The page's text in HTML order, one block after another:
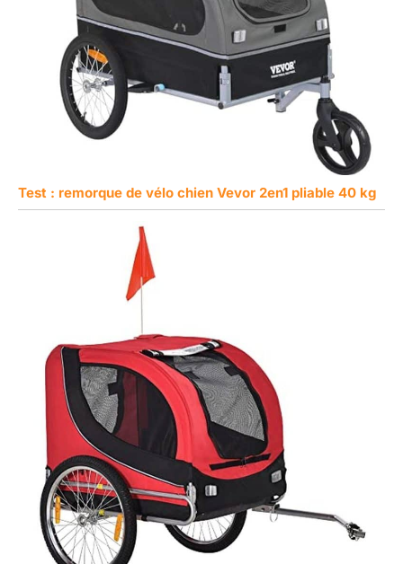
Test : remorque de vélo chien Vevor 2en1 pliable 40 kg